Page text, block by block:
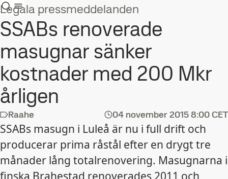
Legala pressmeddelanden
SSABs renoverade
masugnar sänker
kostnader med 200 Mkr
årligen
Raahe 04 november 20158:00 CET
SSABs masugn i Luleå är nu i full drift och
producerar prima råstål efter en drygt tre
månader lång totalrenovering. Masugnarna i
finska Brahestad renoverades 2011 och